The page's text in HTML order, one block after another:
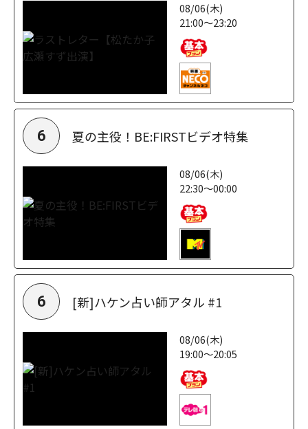
08/06(木)
21:00～23:20
6 夏の主役！BE:FIRSTビデオ特集
08/06(木)
22:30～00:00
6 [新]ハケン占い師アタル #1
08/06(木)
19:00～20:05